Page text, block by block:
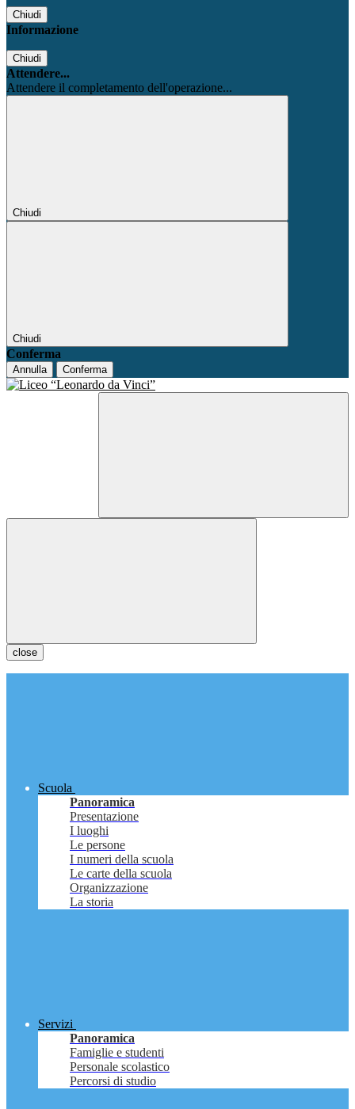
Chiudi
Informazione
Chiudi
Attendere...
Attendere il completamento dell'operazione...
Chiudi
Chiudi
Conferma
Annulla Conferma
close
Scuola
Panoramica
Presentazione
I luoghi
Le persone
I numeri della scuola
Le carte della scuola
Organizzazione
La storia
Servizi
Panoramica
Famiglie e studenti
Personale scolastico
Percorsi di studio